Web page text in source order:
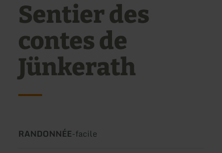
Sentier des
contes de
Jünkerath
Type
RANDONNÉE-Difficulté:
facile